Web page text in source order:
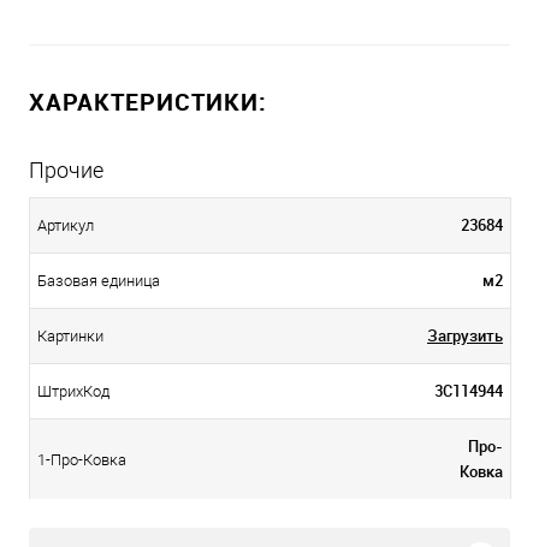
ХАРАКТЕРИСТИКИ:
Прочие
Артикул 23684
Базовая единица м2
Картинки Загрузить
ШтрихКод 3С114944
1-Про-Ковка
Про-
Ковка